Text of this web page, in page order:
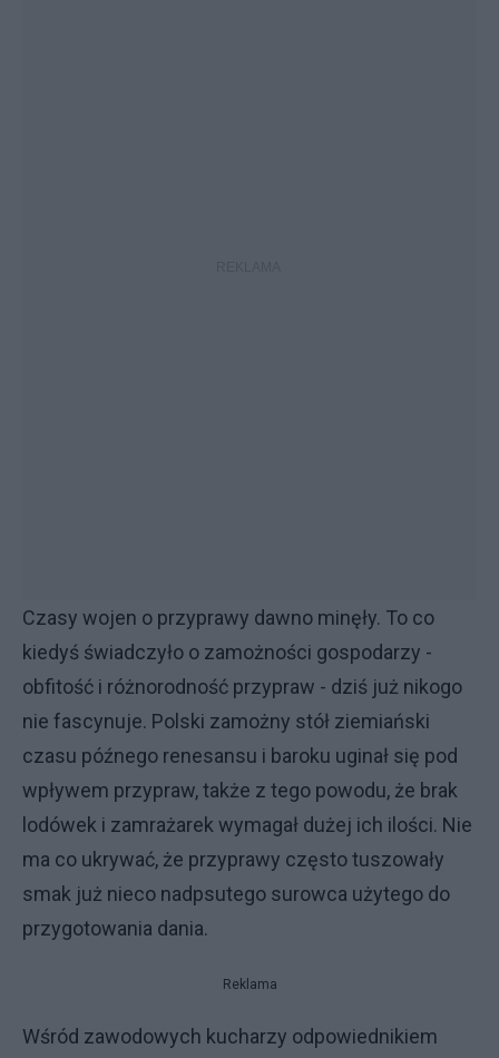
Czasy wojen o przyprawy dawno minęły. To co
kiedyś świadczyło o zamożności gospodarzy -
obfitość i różnorodność przypraw - dziś już nikogo
nie fascynuje. Polski zamożny stół ziemiański
czasu późnego renesansu i baroku uginał się pod
wpływem przypraw, także z tego powodu, że brak
lodówek i zamrażarek wymagał dużej ich ilości. Nie
ma co ukrywać, że przyprawy często tuszowały
smak już nieco nadpsutego surowca użytego do
przygotowania dania.
Reklama
Wśród zawodowych kucharzy odpowiednikiem